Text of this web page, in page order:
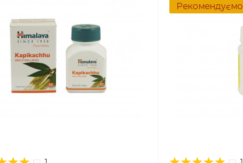
Рекомендуємо